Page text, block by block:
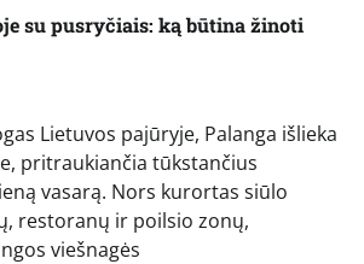
su pusryčiais: ką būtina žinoti
Lietuvos pajūryje, Palanga išlieka
pritraukiančia tūkstančius
vasarą. Nors kurortas siūlo
restoranų ir poilsio zonų,
viešnagės